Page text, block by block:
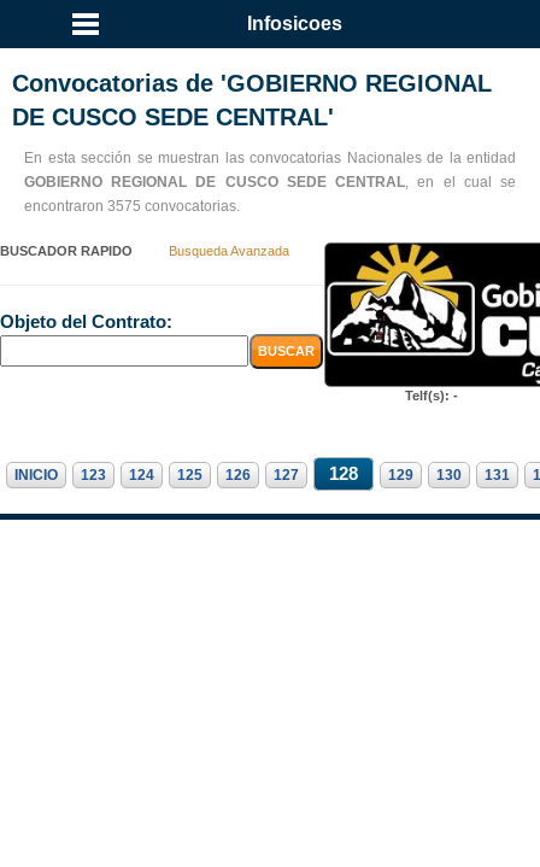
Infosicoes
Convocatorias de 'GOBIERNO REGIONAL
DE CUSCO SEDE CENTRAL'
En esta sección se muestran las convocatorias Nacionales de la entidad
GOBIERNO REGIONAL DE CUSCO SEDE CENTRAL, en el cual se
encontraron 3575 convocatorias.
BUSCADOR RAPIDO Busqueda Avanzada
Objeto del Contrato:
Telf(s): -
INICIO 123 124 125 126 127 128 129 130 131